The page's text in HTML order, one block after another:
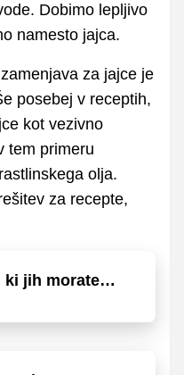
Dobimo lepljivo
namesto jajca.
za jajce je
posebej v receptih,
kot vezivno
tem primeru
olja.
za recepte,
jih morate